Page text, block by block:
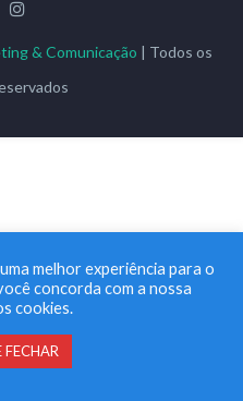
& Comunicação | Todos os
melhor experiência para o
concorda com a nossa
cookies.
FECHAR